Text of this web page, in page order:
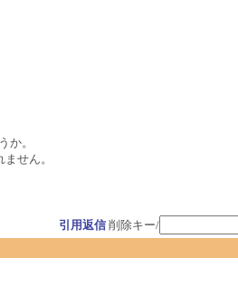
か。
せん。
引用返信 削除キー/